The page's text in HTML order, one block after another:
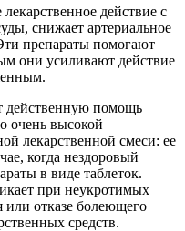
действие с
снижает артериальное
препараты помогают
они усиливают действие
действенную помощь
очень высокой
лекарственной смеси: ее
когда нездоровый
в виде таблеток.
при неукротимых
или отказе болеющего
средств.